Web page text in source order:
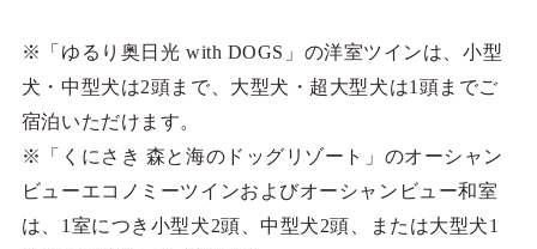
※「ゆるり奥日光 with DOGS」の洋室ツインは、小型
犬・中型犬は2頭まで、大型犬・超大型犬は1頭までご
宿泊いただけます。
※「くにさき 森と海のドッグリゾート」のオーシャン
ビューエコノミーツインおよびオーシャンビュー和室
は、1室につき小型犬2頭、中型犬2頭、または大型犬1